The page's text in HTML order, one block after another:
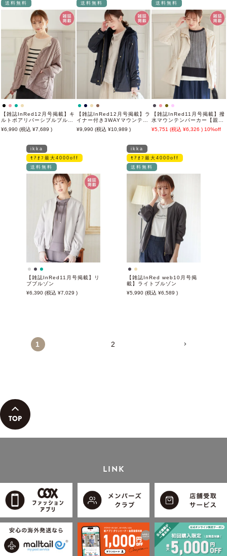
送料無料
【雑誌InRed12月号掲載】キ
ルトボアリバーシブルブルゾ
ン【2WAY／親子コーデ】
6,990 7,689
送料無料
【雑誌InRed12月号掲載】ラ
イナー付き3WAYマウンテン
パーカー
9,990 10,989
送料無料
【雑誌InRed11月号掲載】撥
水マウンテンパーカー【親子
コーデ】
5,751 6,326 10%off
ikka
ﾓｱｵﾌ最大4000off
送料無料
【雑誌InRed11月号掲載】リ
ブブルゾン
6,390
7,029
ikka
ﾓｱｵﾌ最大4000off
送料無料
【雑誌InRed web10月号掲
載】ライトブルゾン
5,990
6,589
1 2
LINK